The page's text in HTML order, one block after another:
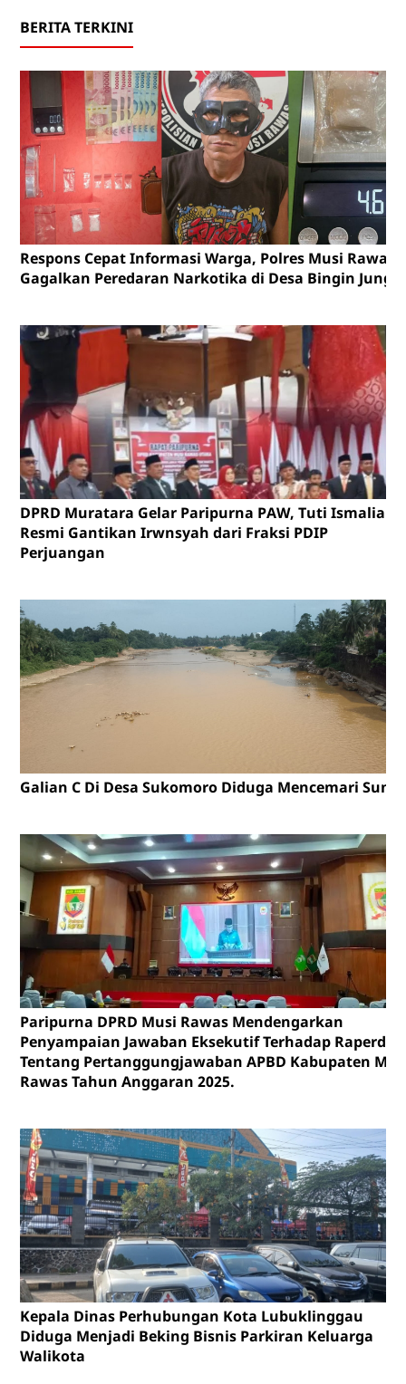
BERITA TERKINI
Respons Cepat Informasi Warga, Polres Musi Rawas
Gagalkan Peredaran Narkotika di Desa Bingin
DPRD Muratara Gelar Paripurna PAW, Tuti Ismalia
Resmi Gantikan Irwnsyah dari Fraksi PDIP
Perjuangan
Galian C Di Desa Sukomoro Diduga Mencemari
Paripurna DPRD Musi Rawas Mendengarkan
Penyampaian Jawaban Eksekutif Terhadap Raperda
Tentang Pertanggungjawaban APBD Kabupaten
Rawas Tahun Anggaran 2025.
Kepala Dinas Perhubungan Kota Lubuklinggau
Diduga Menjadi Beking Bisnis Parkiran Keluarga
Walikota